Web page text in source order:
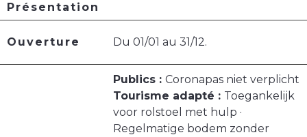
Présentation
Ouverture Du 01/01 au 31/12.
Publics : Coronapas niet verplicht
Tourisme adapté : Toegankelijk
voor rolstoel met hulp ·
Regelmatige bodem zonder